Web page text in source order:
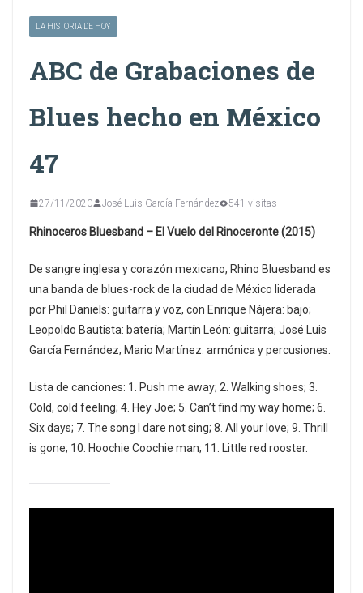
LA HISTORIA DE HOY
ABC de Grabaciones de
Blues hecho en México
47
27/11/2020 José Luis García Fernández 541 visitas
Rhinoceros Bluesband – El Vuelo del Rinoceronte (2015)
De sangre inglesa y corazón mexicano, Rhino Bluesband es
una banda de blues-rock de la ciudad de México liderada
por Phil Daniels: guitarra y voz, con Enrique Nájera: bajo;
Leopoldo Bautista: batería; Martín León: guitarra; José Luis
García Fernández; Mario Martínez: armónica y percusiones.
Lista de canciones: 1. Push me away; 2. Walking shoes; 3.
Cold, cold feeling; 4. Hey Joe; 5. Can’t find my way home; 6.
Six days; 7. The song I dare not sing; 8. All your love; 9. Thrill
is gone; 10. Hoochie Coochie man; 11. Little red rooster.